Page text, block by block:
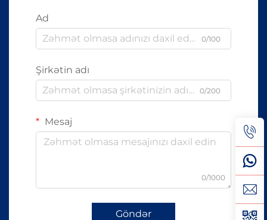
Ad
0/100
Şirkətin adı
0/200
Mesaj
0/1000
Göndər